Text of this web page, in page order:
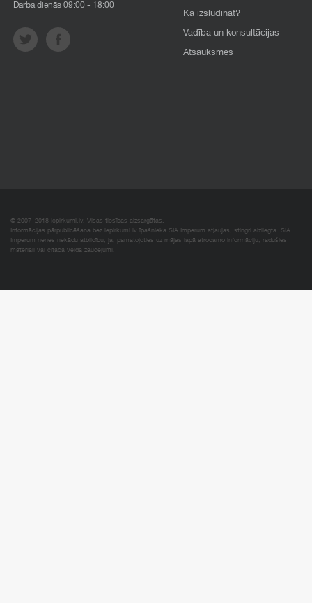
Darba dienās 09:00 - 18:00
Kā izsludināt?
Vadība un konsultācijas
Atsauksmes
© 2007–2018 Iepirkumi.lv. Visas tiesības aizsargātas.
Informācijas pārpublicēšana bez iepirkumi.lv īpašnieka SIA Imperum atļaujas, stingri aizliegta. SIA
Imperum nenes nekādu atbildību, ja, pamatojoties uz mājas lapā atrodamo informāciju, radušies
materiāli vai citāda veida zaudējumi.